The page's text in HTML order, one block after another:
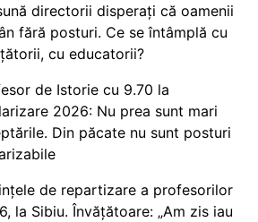
directorii disperați că oamenii
fără posturi. Ce se întâmplă cu
cu educatorii?
de Istorie cu 9.70 la
2026: Nu prea sunt mari
Din păcate nu sunt posturi
de repartizare a profesorilor
la Sibiu. Învățătoare: „Am zis iau